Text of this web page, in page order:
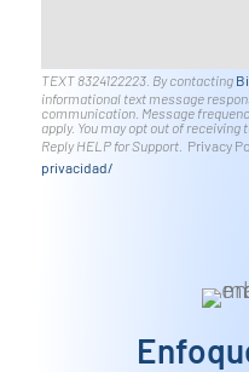
TEXT 8324122223. By contacting
informational text message
communication. Message
apply. You may opt out of receiving
Reply HELP for Support. Privacy
privacidad/